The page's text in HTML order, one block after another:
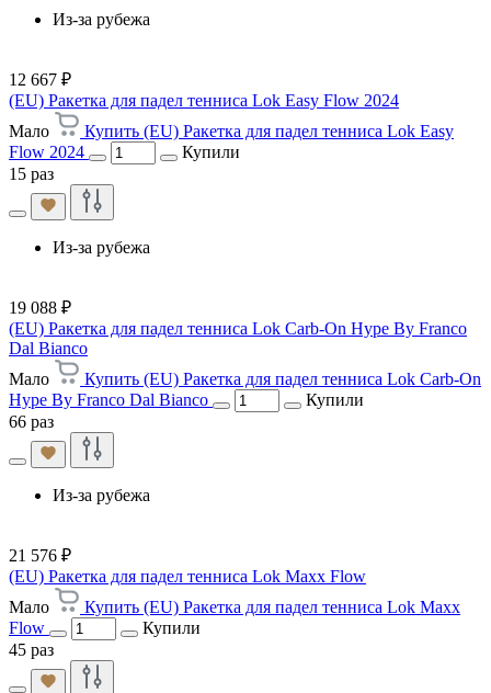
Из-за рубежа
12 667 ₽
(EU) Ракетка для падел тенниса Lok Easy Flow 2024
Мало
Купить (EU) Ракетка для падел тенниса Lok Easy
Flow 2024
Купили
15 раз
Из-за рубежа
19 088 ₽
(EU) Ракетка для падел тенниса Lok Carb-On Hype By Franco
Dal Bianco
Мало
Купить (EU) Ракетка для падел тенниса Lok Carb-On
Hype By Franco Dal Bianco
Купили
66 раз
Из-за рубежа
21 576 ₽
(EU) Ракетка для падел тенниса Lok Maxx Flow
Мало
Купить (EU) Ракетка для падел тенниса Lok Maxx
Flow
Купили
45 раз